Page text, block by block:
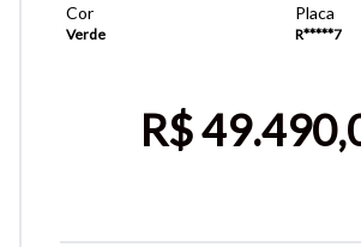
Cor
Verde
Placa
R*****7
R$